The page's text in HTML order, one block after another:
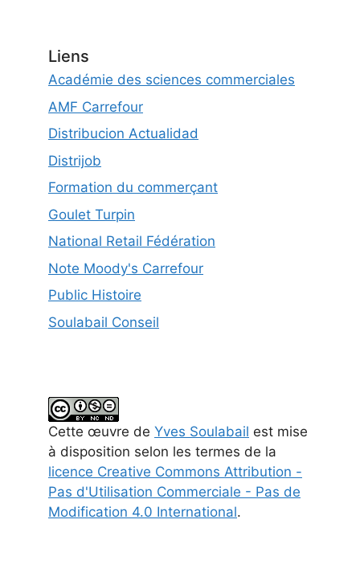
Liens
Académie des sciences commerciales
AMF Carrefour
Distribucion Actualidad
Distrijob
Formation du commerçant
Goulet Turpin
National Retail Fédération
Note Moody's Carrefour
Public Histoire
Soulabail Conseil
Cette œuvre de Yves Soulabail est mise
à disposition selon les termes de la
licence Creative Commons Attribution -
Pas d'Utilisation Commerciale - Pas de
Modification 4.0 International.